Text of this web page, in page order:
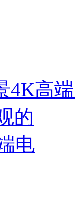
4K高